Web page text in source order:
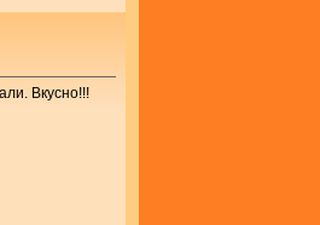
Вкусно!!!